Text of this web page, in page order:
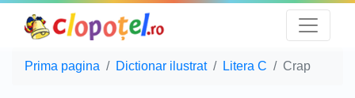
Prima pagina Dictionar ilustrat Litera C Crap